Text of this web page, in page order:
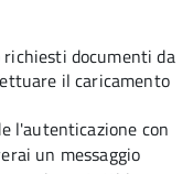
documenti da
il caricamento
l'autenticazione con
un messaggio